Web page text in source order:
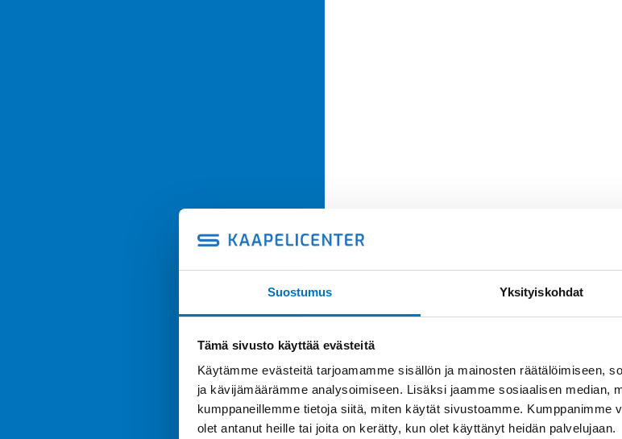
Suostumus Yksityiskohdat
Tämä sivusto käyttää evästeitä
Käytämme evästeitä tarjoamamme sisällön ja mainosten räätälöimiseen,
ja kävijämäärämme analysoimiseen. Lisäksi jaamme sosiaalisen median,
kumppaneillemme tietoja siitä, miten käytät sivustoamme. Kumppanimme
olet antanut heille tai joita on kerätty, kun olet käyttänyt heidän palvelujaan.
Kysyttävää?
Anna meidän